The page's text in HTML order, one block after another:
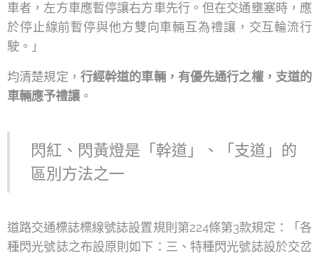
車者，左方車應暫停讓右方車先行。但在交通壅塞時，應
於停止線前暫停與他方雙向車輛互為禮讓，交互輪流行
駛。」
均清楚規定， 行經幹道的車輛，有優先通行之權，支道的
車輛應予禮讓 。
閃紅、閃黃燈是「幹道」、「支道」的
區別方法之一
道路交通標誌標線號誌設置規則第224條第3款規定：「各
種閃光號誌之布設原則如下：三、特種閃光號誌設於交岔